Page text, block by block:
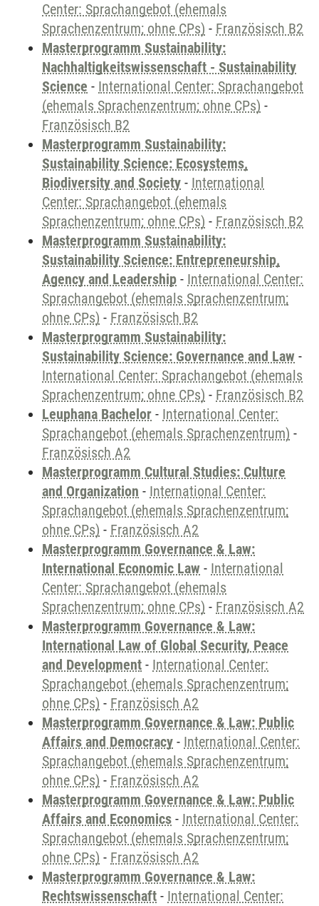
Center: Sprachangebot (ehemals
Sprachenzentrum; ohne CPs) - Französisch B2
Masterprogramm Sustainability:
Nachhaltigkeitswissenschaft - Sustainability
Science - International Center: Sprachangebot
(ehemals Sprachenzentrum; ohne CPs) -
Französisch B2
Masterprogramm Sustainability:
Sustainability Science: Ecosystems,
Biodiversity and Society - International
Center: Sprachangebot (ehemals
Sprachenzentrum; ohne CPs) - Französisch B2
Masterprogramm Sustainability:
Sustainability Science: Entrepreneurship,
Agency and Leadership - International Center:
Sprachangebot (ehemals Sprachenzentrum;
ohne CPs) - Französisch B2
Masterprogramm Sustainability:
Sustainability Science: Governance and Law -
International Center: Sprachangebot (ehemals
Sprachenzentrum; ohne CPs) - Französisch B2
Leuphana Bachelor - International Center:
Sprachangebot (ehemals Sprachenzentrum) -
Französisch A2
Masterprogramm Cultural Studies: Culture
and Organization - International Center:
Sprachangebot (ehemals Sprachenzentrum;
ohne CPs) - Französisch A2
Masterprogramm Governance & Law:
International Economic Law - International
Center: Sprachangebot (ehemals
Sprachenzentrum; ohne CPs) - Französisch A2
Masterprogramm Governance & Law:
International Law of Global Security, Peace
and Development - International Center:
Sprachangebot (ehemals Sprachenzentrum;
ohne CPs) - Französisch A2
Masterprogramm Governance & Law: Public
Affairs and Democracy - International Center:
Sprachangebot (ehemals Sprachenzentrum;
ohne CPs) - Französisch A2
Masterprogramm Governance & Law: Public
Affairs and Economics - International Center:
Sprachangebot (ehemals Sprachenzentrum;
ohne CPs) - Französisch A2
Masterprogramm Governance & Law:
Rechtswissenschaft - International Center: